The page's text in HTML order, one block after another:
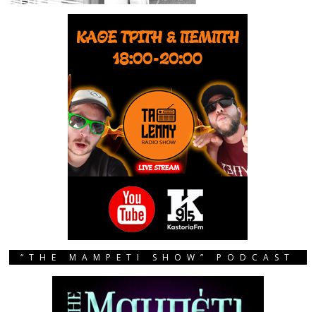
“THE MAMPETI SHOW” PODCAST